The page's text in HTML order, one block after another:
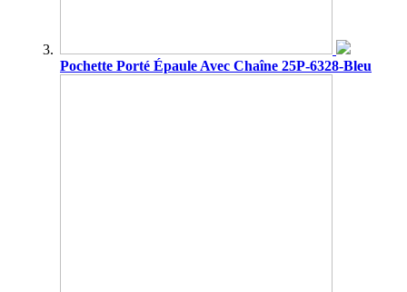
Pochette Porté Épaule Avec Chaîne 25P-6328-Bleu